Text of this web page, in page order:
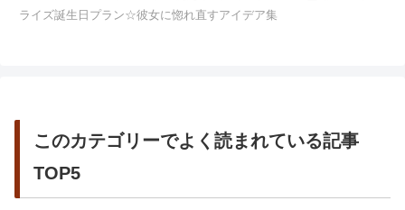
ライズ誕生日プラン☆彼女に惚れ直すアイデア集
このカテゴリーでよく読まれている記事
TOP5